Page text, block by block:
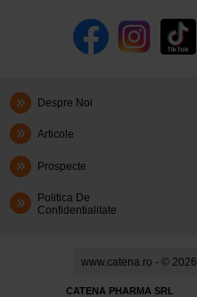
Despre Noi
Articole
Prospecte
Politica De
Confidentialitate
www.catena.ro - © 2026
CATENA PHARMA SRL